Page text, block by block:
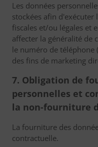
Les données
stockées afin
fiscales et/ou légales et
affecter la généralité de
le numéro de téléphone
des fins de marketing
7. Obligation de
personnelles et
la non-fourniture
La fourniture des
contractuelle.